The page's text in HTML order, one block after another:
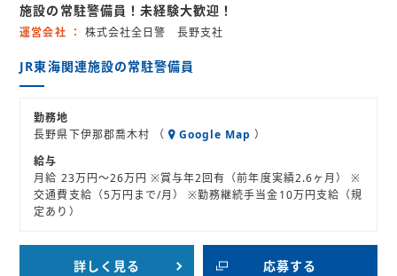
施設の常駐警備員！未経験大歓迎！
運営会社 株式会社全日警 長野支社
JR東海関連施設の常駐警備員
勤務地
長野県下伊那郡喬木村 （
Google Map ）
給与
月給 23万円～26万円 ※賞与年2回有（前年度実績2.6ヶ月） ※
交通費支給（5万円まで/月） ※勤務継続手当金10万円支給（規
定あり）
詳しく見る 応募する